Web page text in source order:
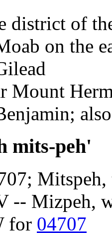
district of
on the
Mount
mits-peh'
-- Mizpeh,
for 04707